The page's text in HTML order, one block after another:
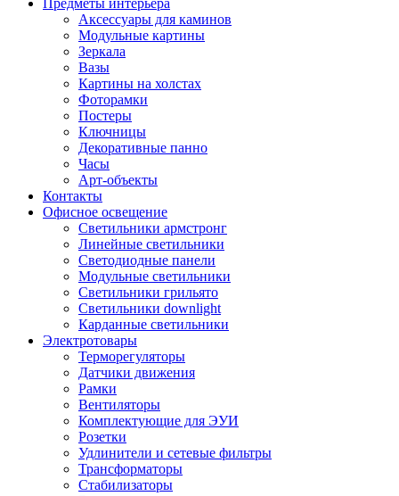
Предметы интерьера
Аксессуары для каминов
Модульные картины
Зеркала
Вазы
Картины на холстах
Фоторамки
Постеры
Ключницы
Декоративные панно
Часы
Арт-объекты
Контакты
Офисное освещение
Светильники армстронг
Линейные светильники
Светодиодные панели
Модульные светильники
Светильники грильято
Светильники downlight
Карданные светильники
Электротовары
Терморегуляторы
Датчики движения
Рамки
Вентиляторы
Комплектующие для ЭУИ
Розетки
Удлинители и сетевые фильтры
Трансформаторы
Стабилизаторы